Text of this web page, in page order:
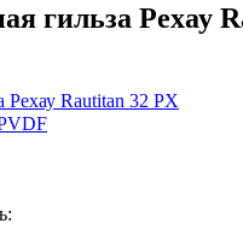
гильза Рехау